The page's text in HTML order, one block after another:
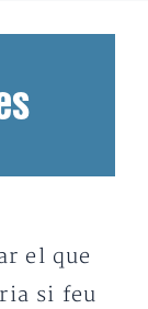
el que
si feu